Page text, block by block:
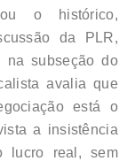
o histórico,
da PLR,
na subseção do
avalia que
está o
a insistência
lucro real, sem